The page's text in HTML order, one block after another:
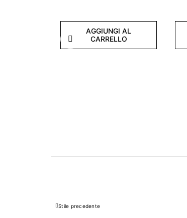
Precedente
AGGIUNGI AL
CARRELLO
Precedente
Stile precedente